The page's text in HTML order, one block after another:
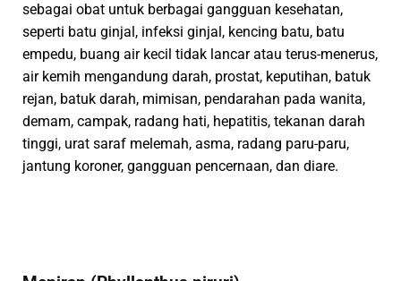
sebagai obat untuk berbagai gangguan kesehatan,
seperti batu ginjal, infeksi ginjal, kencing batu, batu
empedu, buang air kecil tidak lancar atau terus-menerus,
air kemih mengandung darah, prostat, keputihan, batuk
rejan, batuk darah, mimisan, pendarahan pada wanita,
demam, campak, radang hati, hepatitis, tekanan darah
tinggi, urat saraf melemah, asma, radang paru-paru,
jantung koroner, gangguan pencernaan, dan diare.